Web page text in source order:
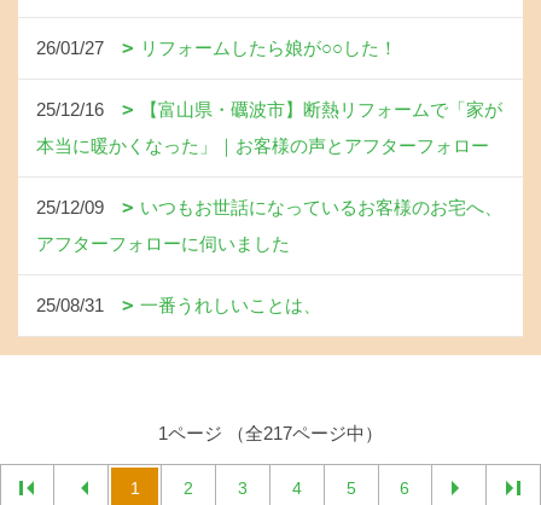
26/01/27 リフォームしたら娘が○○した！
25/12/16
【富山県・礪波市】断熱リフォームで「家が
本当に暖かくなった」｜お客様の声とアフターフォロー
25/12/09
いつもお世話になっているお客様のお宅へ、
アフターフォローに伺いました
25/08/31 一番うれしいことは、
1ページ （全217ページ中）
1 2 3 4 5 6